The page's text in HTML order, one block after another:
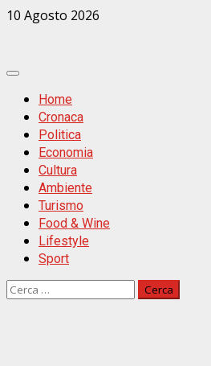
Zum
10 Agosto 2026
Primäres
MenüHome
Cronaca
Politica
Economia
Cultura
Ambiente
Turismo
Food & Wine
Lifestyle
Sport
Ricerca